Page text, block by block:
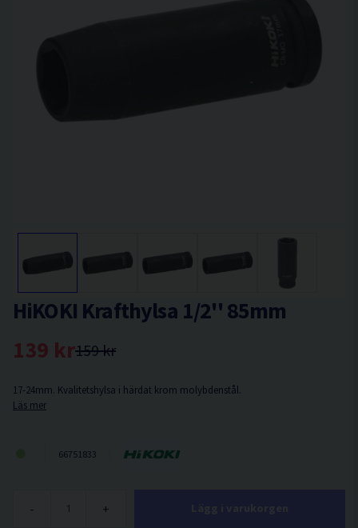
HiKOKI Krafthylsa 1/2'' 85mm
159 kr
139 kr
17-24mm. Kvalitetshylsa i härdat krom molybdenstål.
Läs mer
66751833
- +